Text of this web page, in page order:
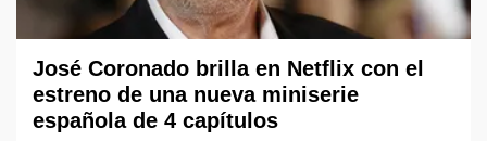
José Coronado brilla en Netflix con el
estreno de una nueva miniserie
española de 4 capítulos